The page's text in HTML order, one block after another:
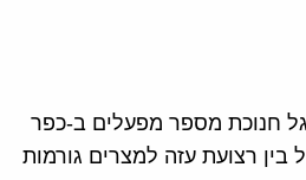
חנוכת מספר מפעלים ב-כפר
רצועת עזה למצרים גורמות